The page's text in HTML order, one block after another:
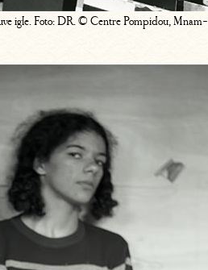
igle. Foto: DR. © Centre Pompidou, Mnam-